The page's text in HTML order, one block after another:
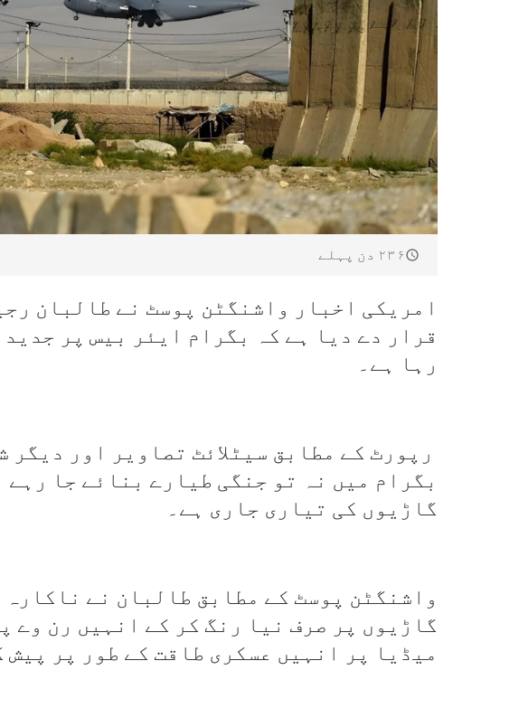
۲۳۶ دن پہلے
امریکی اخبار واشنگٹن پوسٹ نے طالبان
قرار دے دیا ہے کہ بگرام ایئر بیس پر
رہا ہے۔
رپورٹ کے مطابق سیٹلائٹ تصاویر اور دیگر
بگرام میں نہ تو جنگی طیارے بنائے جا رہے
گاڑیوں کی تیاری جاری ہے۔
واشنگٹن پوسٹ کے مطابق طالبان نے
گاڑیوں پر صرف نیا رنگ کر کے انہیں رن وے
میڈیا پر انہیں عسکری طاقت کے طور پر پیش